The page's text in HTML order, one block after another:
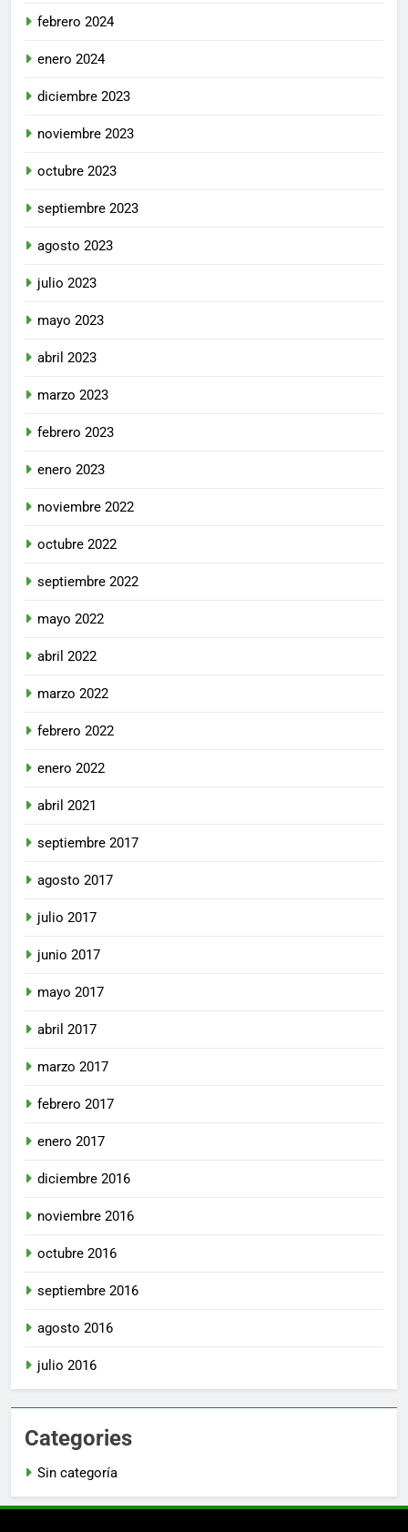
febrero 2024
enero 2024
diciembre 2023
noviembre 2023
octubre 2023
septiembre 2023
agosto 2023
julio 2023
mayo 2023
abril 2023
marzo 2023
febrero 2023
enero 2023
noviembre 2022
octubre 2022
septiembre 2022
mayo 2022
abril 2022
marzo 2022
febrero 2022
enero 2022
abril 2021
septiembre 2017
agosto 2017
julio 2017
junio 2017
mayo 2017
abril 2017
marzo 2017
febrero 2017
enero 2017
diciembre 2016
noviembre 2016
octubre 2016
septiembre 2016
agosto 2016
julio 2016
Categories
Sin categoría